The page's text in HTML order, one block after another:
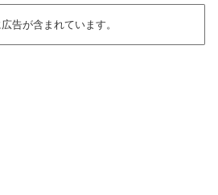
告が含まれています。